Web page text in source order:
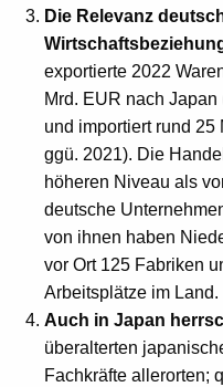
Die Relevanz
exportierte 2022
Mrd. EUR nach
und importiert rund 25
ggü. 2021). Die
höheren Niveau als
deutsche
von ihnen haben
vor Ort 125 Fabriken
Arbeitsplätze im Land.
Auch in Japan
überalterten
Fachkräfte allerorten;